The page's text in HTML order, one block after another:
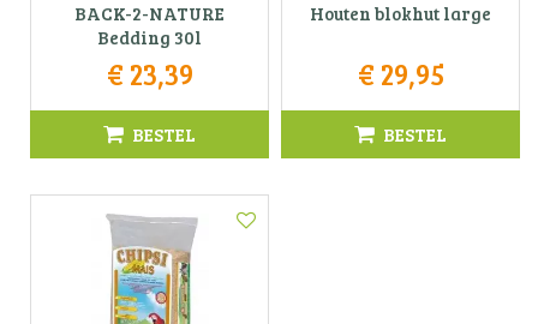
BACK-2-NATURE
Bedding 30l
€ 23,39
BESTEL
Houten blokhut large
€ 29,95
BESTEL